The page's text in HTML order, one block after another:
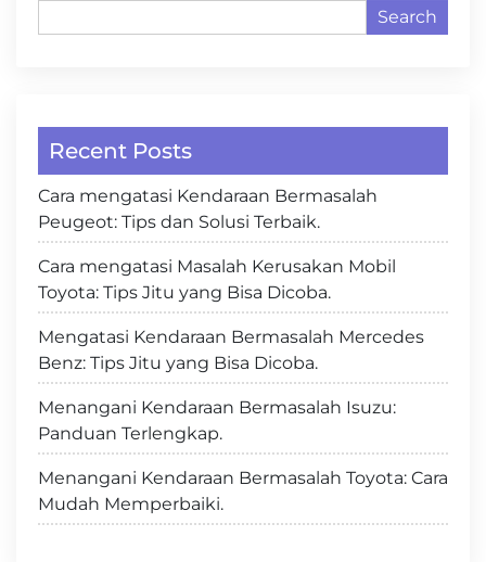
Search
Recent Posts
Cara mengatasi Kendaraan Bermasalah
Peugeot: Tips dan Solusi Terbaik.
Cara mengatasi Masalah Kerusakan Mobil
Toyota: Tips Jitu yang Bisa Dicoba.
Mengatasi Kendaraan Bermasalah Mercedes
Benz: Tips Jitu yang Bisa Dicoba.
Menangani Kendaraan Bermasalah Isuzu:
Panduan Terlengkap.
Menangani Kendaraan Bermasalah Toyota: Cara
Mudah Memperbaiki.